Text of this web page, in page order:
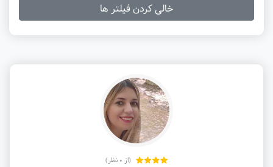
خالی کردن فیلتر ها
(از 0 نظر)